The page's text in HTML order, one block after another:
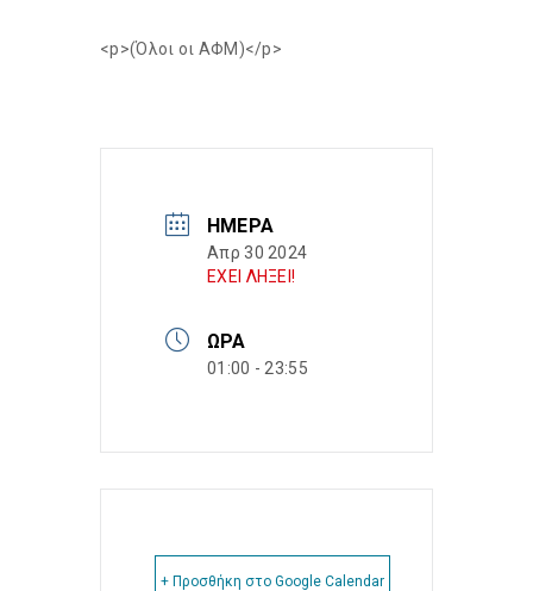
<p>(Όλοι οι ΑΦΜ)</p>
ΗΜΈΡΑ
Απρ 30 2024
ΕΧΕΙ ΛΗΞΕΙ!
ΏΡΑ
01:00 - 23:55
+ Προσθήκη στο Google Calendar